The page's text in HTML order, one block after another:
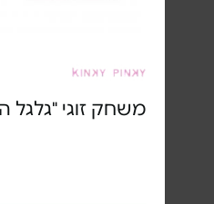
משחק זוגי "גלגל